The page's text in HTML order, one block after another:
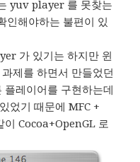
yuv player 를 못찾는
인해야하는 불편이 있
가 있기는 하지만 윈
제를 하면서 만들었던
레이어를 구현하는데
었기 때문에 MFC +
Cocoa+OpenGL 로